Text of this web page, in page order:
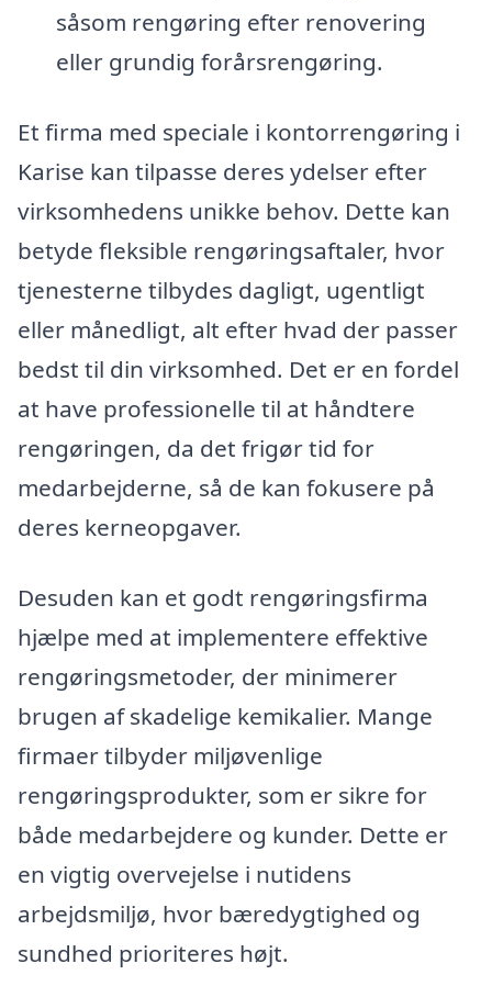
såsom rengøring efter renovering
eller grundig forårsrengøring.
Et firma med speciale i kontorrengøring i
Karise kan tilpasse deres ydelser efter
virksomhedens unikke behov. Dette kan
betyde fleksible rengøringsaftaler, hvor
tjenesterne tilbydes dagligt, ugentligt
eller månedligt, alt efter hvad der passer
bedst til din virksomhed. Det er en fordel
at have professionelle til at håndtere
rengøringen, da det frigør tid for
medarbejderne, så de kan fokusere på
deres kerneopgaver.
Desuden kan et godt rengøringsfirma
hjælpe med at implementere effektive
rengøringsmetoder, der minimerer
brugen af skadelige kemikalier. Mange
firmaer tilbyder miljøvenlige
rengøringsprodukter, som er sikre for
både medarbejdere og kunder. Dette er
en vigtig overvejelse i nutidens
arbejdsmiljø, hvor bæredygtighed og
sundhed prioriteres højt.